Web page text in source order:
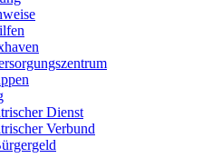
Dienst
Verbund